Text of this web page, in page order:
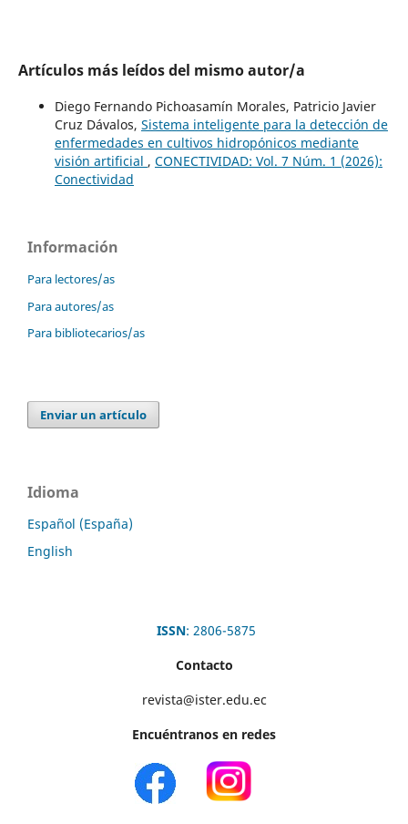
Artículos más leídos del mismo autor/a
Diego Fernando Pichoasamín Morales, Patricio Javier
Cruz Dávalos, Sistema inteligente para la detección de
enfermedades en cultivos hidropónicos mediante
visión artificial , CONECTIVIDAD: Vol. 7 Núm. 1 (2026):
Conectividad
Información
Para lectores/as
Para autores/as
Para bibliotecarios/as
Enviar un artículo
Idioma
Español (España)
English
ISSN: 2806-5875
Contacto
revista@ister.edu.ec
Encuéntranos en redes